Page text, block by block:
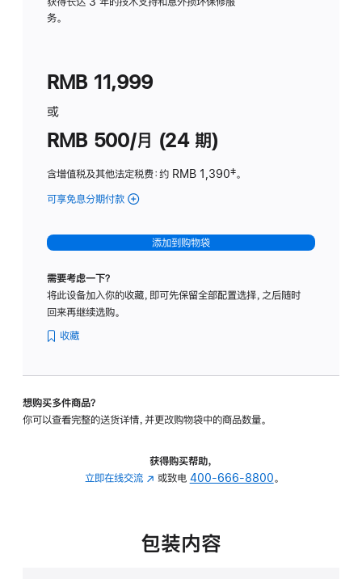
务。
RMB 11,999
或
RMB 500/月 (24 期)
含增值税及其他法定税费：约 RMB 1,390脚
‡。
可享免息分期付款 (Studio
-
标
璃
转
的
添加到购物袋
需要考虑一下？
将此设备加入你的收藏，即可先保留全部配置选择，之后随时
回来再继续选购。
收藏
想购买多件商品？
你可以查看完整的送货详情，并更改购物袋中的商品数量。
获得购买帮助，
立即在线交流 (在
中
或致电 400-666-8800。
包装内容